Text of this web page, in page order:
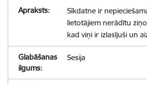
Sīkdatne ir
lietotājiem nerādītu
kad viņi ir izlasījuši un
Sesija